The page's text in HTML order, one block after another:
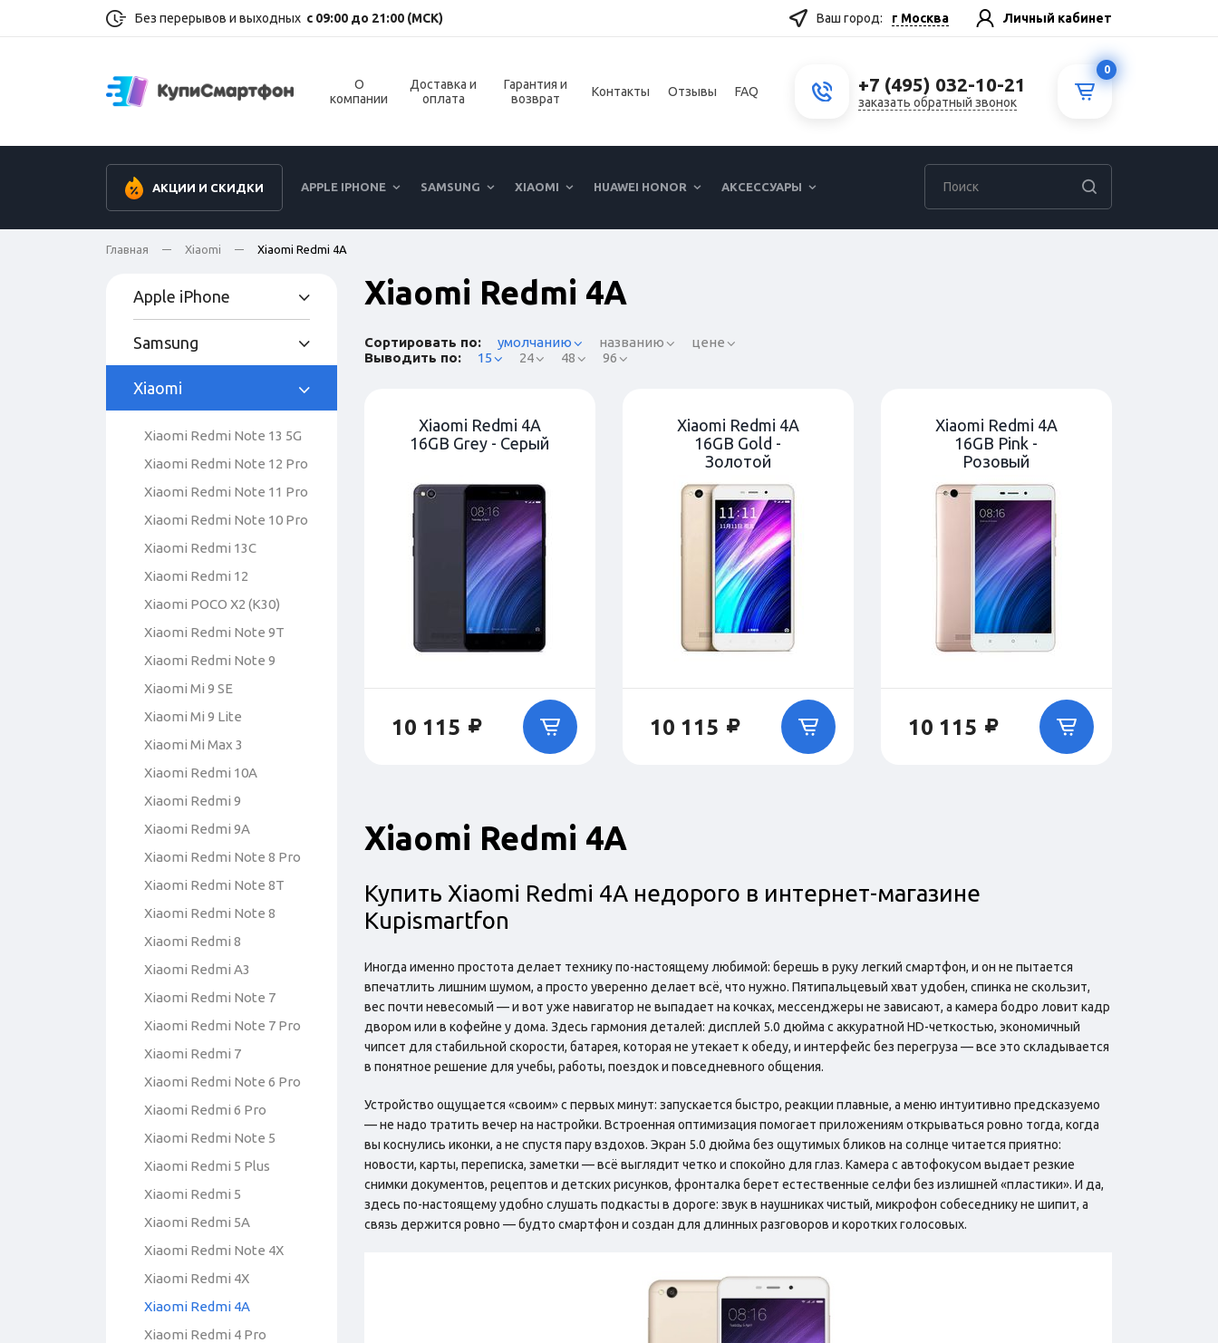
Без перерывов и выходных с 09:00 до 21:00 (МСК) Ваш город: г Москва Личный кабинет
О
компании
Доставка и
оплата
Гарантия и
возврат
Контакты Отзывы FAQ +7 (495) 032-10-21
заказать обратный звонок
0
АКЦИИ И СКИДКИ APPLE IPHONE SAMSUNG XIAOMI HUAWEI HONOR АКСЕССУАРЫ
Главная Xiaomi Xiaomi Redmi 4A
Apple iPhone
Samsung
Xiaomi
Xiaomi Redmi Note 13 5G
Xiaomi Redmi Note 12 Pro
Xiaomi Redmi Note 11 Pro
Xiaomi Redmi Note 10 Pro
Xiaomi Redmi 13C
Xiaomi Redmi 12
Xiaomi POCO X2 (K30)
Xiaomi Redmi Note 9T
Xiaomi Redmi Note 9
Xiaomi Mi 9 SE
Xiaomi Mi 9 Lite
Xiaomi Mi Max 3
Xiaomi Redmi 10A
Xiaomi Redmi 9
Xiaomi Redmi 9A
Xiaomi Redmi Note 8 Pro
Xiaomi Redmi Note 8T
Xiaomi Redmi Note 8
Xiaomi Redmi 8
Xiaomi Redmi A3
Xiaomi Redmi Note 7
Xiaomi Redmi Note 7 Pro
Xiaomi Redmi 7
Xiaomi Redmi Note 6 Pro
Xiaomi Redmi 6 Pro
Xiaomi Redmi Note 5
Xiaomi Redmi 5 Plus
Xiaomi Redmi 5
Xiaomi Redmi 5A
Xiaomi Redmi Note 4X
Xiaomi Redmi 4X
Xiaomi Redmi 4A
Xiaomi Redmi 4 Pro
Xiaomi Redmi 4A
Сортировать по: умолчанию названию
цене
Выводить по:
15 24 48 96
Xiaomi Redmi 4A
16GB Grey - Серый
10 115
Xiaomi Redmi 4A
16GB Gold -
Золотой
10 115
Xiaomi Redmi 4A
16GB Pink -
Розовый
10 115
Xiaomi Redmi 4A
Купить Xiaomi Redmi 4A недорого в интернет-магазине
Kupismartfon
Иногда именно простота делает технику по-настоящему любимой: берешь в руку легкий смартфон, и он не пытается
впечатлить лишним шумом, а просто уверенно делает всё, что нужно. Пятипальцевый хват удобен, спинка не скользит,
вес почти невесомый — и вот уже навигатор не выпадает на кочках, мессенджеры не зависают, а камера бодро ловит кадр
двором или в кофейне у дома. Здесь гармония деталей: дисплей 5.0 дюйма с аккуратной HD-четкостью, экономичный
чипсет для стабильной скорости, батарея, которая не утекает к обеду, и интерфейс без перегруза — все это складывается
в понятное решение для учебы, работы, поездок и повседневного общения.
Устройство ощущается «своим» с первых минут: запускается быстро, реакции плавные, а меню интуитивно предсказуемо
— не надо тратить вечер на настройки. Встроенная оптимизация помогает приложениям открываться ровно тогда, когда
вы коснулись иконки, а не спустя пару вздохов. Экран 5.0 дюйма без ощутимых бликов на солнце читается приятно:
новости, карты, переписка, заметки — всё выглядит четко и спокойно для глаз. Камера с автофокусом выдает резкие
снимки документов, рецептов и детских рисунков, фронталка берет естественные селфи без излишней «пластики». И да,
здесь по-настоящему удобно слушать подкасты в дороге: звук в наушниках чистый, микрофон собеседнику не шипит, а
связь держится ровно — будто смартфон и создан для длинных разговоров и коротких голосовых.